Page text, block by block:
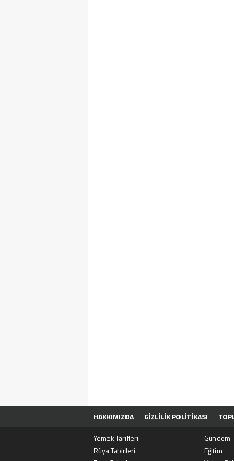
HAKKIMIZDA GIZLILIK POLITIKASI
SITENE EKLE
Yemek Tarifleri Gündem
Rüya Tabirleri
Eğitim